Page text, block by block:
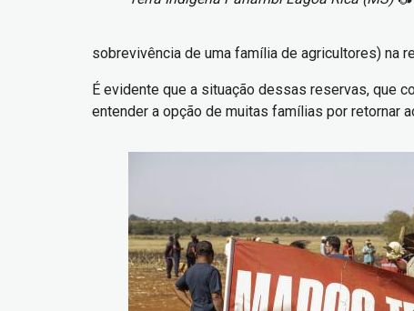
sobrevivência de uma família de agricultores) na
É evidente que a situação dessas reservas, que
entender a opção de muitas famílias por retornar